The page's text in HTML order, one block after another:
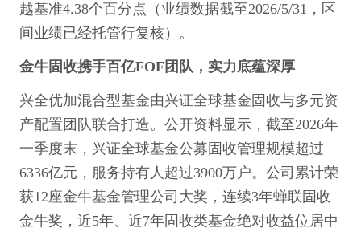
越基准4.38个百分点（业绩数据截至2026/5/31，区
间业绩已经托管行复核）。
金牛固收携手百亿FOF团队，实力底蕴深厚
兴全优加混合型基金由兴证全球基金固收与多元资
产配置团队联合打造。公开资料显示，截至2026年
一季度末，兴证全球基金公募固收管理规模超过
6336亿元，服务持有人超过3900万户。公司累计荣
获12座金牛基金管理公司大奖，连续3年蝉联固收
金牛奖，近5年、近7年固收类基金绝对收益位居中